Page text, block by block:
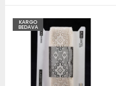
KARGO
BEDAVA